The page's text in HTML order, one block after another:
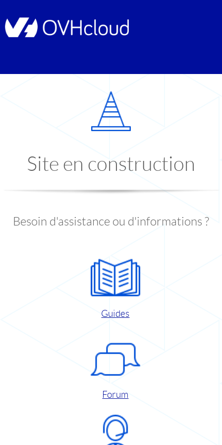
Site en construction
Besoin d'assistance ou d'informations ?
Guides
Forum